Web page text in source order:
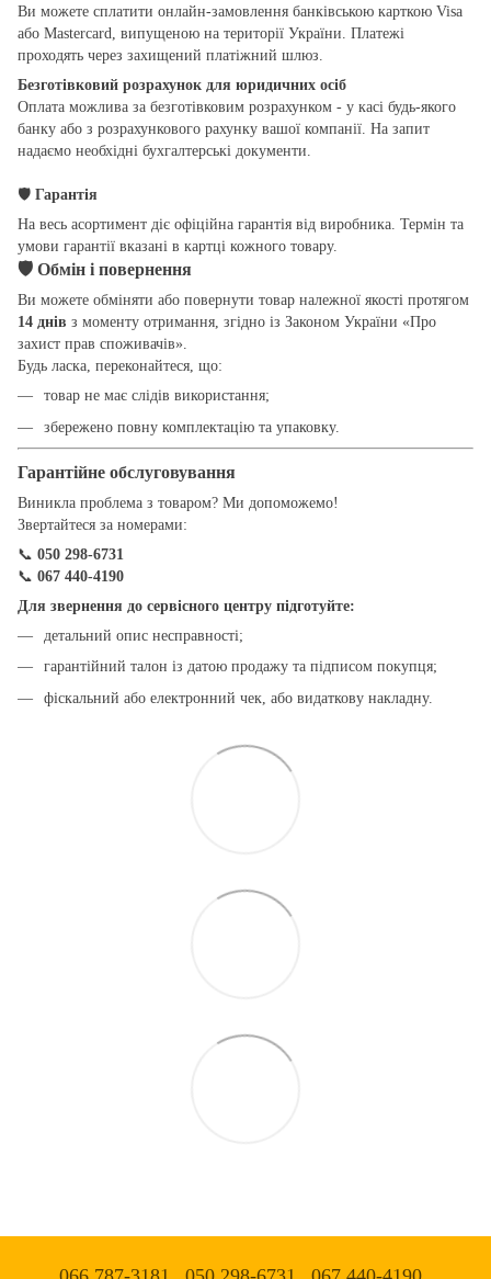
Ви можете сплатити онлайн-замовлення банківською карткою Visa
або Mastercard, випущеною на території України. Платежі
проходять через захищений платіжний шлюз.
Безготівковий розрахунок для юридичних осіб
Оплата можлива за безготівковим розрахунком - у касі будь-якого
банку або з розрахункового рахунку вашої компанії. На запит
надаємо необхідні бухгалтерські документи.
🛡 Гарантія
На весь асортимент діє офіційна гарантія від виробника. Термін та
умови гарантії вказані в картці кожного товару.
🛡 Обмін і повернення
Ви можете обміняти або повернути товар належної якості протягом
14 днів з моменту отримання, згідно із Законом України «Про
захист прав споживачів».
Будь ласка, переконайтеся, що:
товар не має слідів використання;
збережено повну комплектацію та упаковку.
Гарантійне обслуговування
Виникла проблема з товаром? Ми допоможемо!
Звертайтеся за номерами:
📞 050 298-6731
📞 067 440-4190
Для звернення до сервісного центру підготуйте:
детальний опис несправності;
гарантійний талон із датою продажу та підписом покупця;
фіскальний або електронний чек, або видаткову накладну.